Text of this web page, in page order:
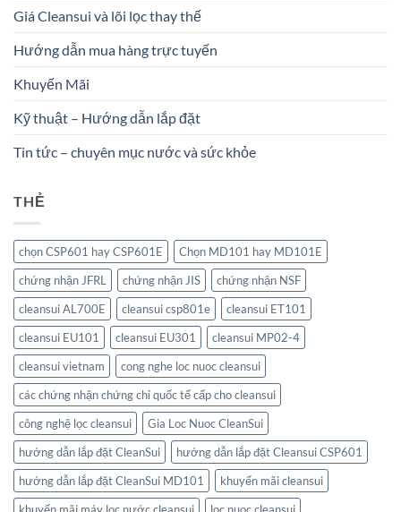
Giá Cleansui và lõi lọc thay thế
Hướng dẫn mua hàng trực tuyến
Khuyến Mãi
Kỹ thuật – Hướng dẫn lắp đặt
Tin tức – chuyên mục nước và sức khỏe
THẺ
chọn CSP601 hay CSP601E
Chọn MD101 hay MD101E
chứng nhận JFRL
chứng nhận JIS
chứng nhận NSF
cleansui AL700E
cleansui csp801e
cleansui ET101
cleansui EU101
cleansui EU301
cleansui MP02-4
cleansui vietnam
cong nghe loc nuoc cleansui
các chứng nhận chứng chỉ quốc tế cấp cho cleansui
công nghệ lọc cleansui
Gia Loc Nuoc CleanSui
hướng dẫn lắp đặt CleanSui
hướng dẫn lắp đặt Cleansui CSP601
hướng dẫn lắp đặt CleanSui MD101
khuyến mãi cleansui
khuyến mãi máy lọc nước cleansui
loc nuoc cleansui